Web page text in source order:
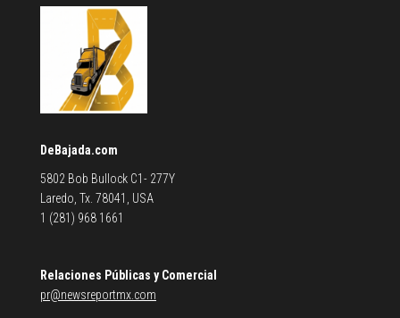
DeBajada.com
5802 Bob Bullock C1- 277Y
Laredo, Tx. 78041, USA
1 (281) 968 1661
Relaciones Públicas y Comercial
pr@newsreportmx.com